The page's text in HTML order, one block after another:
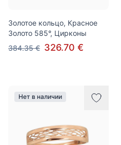
Золотое кольцо, Красное
Золото 585°, Цирконы
384.35 € 326.70 €
Нет в наличии